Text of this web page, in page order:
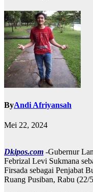
ByAndi Afriyansah
Mei 22, 2024
Dkipos.com -Gubernur
Febrizal Levi Sukmana
Firsada sebagai Penjabat
Ruang Pusiban, Rabu (22/